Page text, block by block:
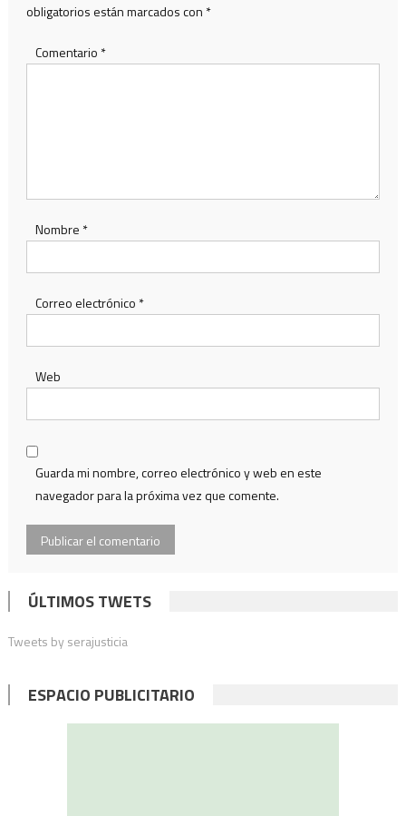
obligatorios están marcados con *
Comentario *
Nombre *
Correo electrónico *
Web
Guarda mi nombre, correo electrónico y web en este
navegador para la próxima vez que comente.
ÚLTIMOS TWETS
Tweets by serajusticia
ESPACIO PUBLICITARIO